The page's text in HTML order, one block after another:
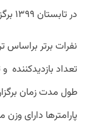
در تابستان ۱۳۹۹ برگزار می‌کند.
نفرات برتر براساس
تعداد
طول مدت زمان
پارامترها دارای